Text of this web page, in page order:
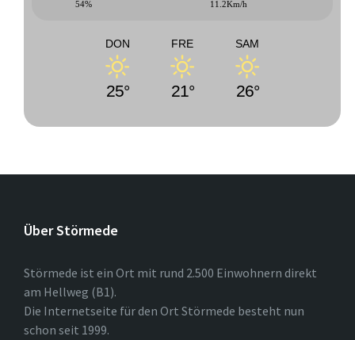
54% 11.2Km/h
DON
25°
FRE
21°
SAM
26°
Über Störmede
Störmede ist ein Ort mit rund 2.500 Einwohnern direkt
am Hellweg (B1).
Die Internetseite für den Ort Störmede besteht nun
schon seit 1999.